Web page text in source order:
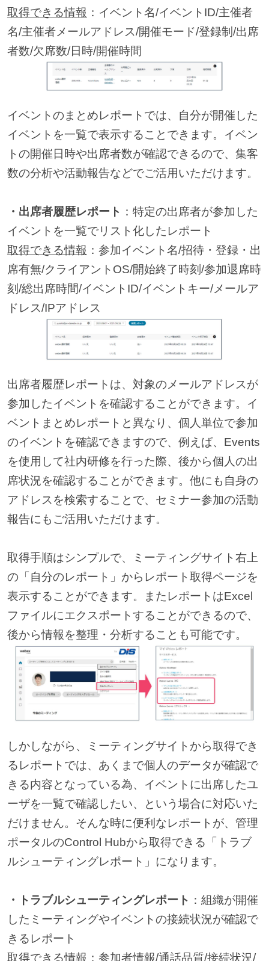
取得できる情報 ：イベント名/イベントID/主催者
名/主催者メールアドレス/開催モード/登録制/出席
者数/欠席数/日時/開催時間
イベントのまとめレポートでは、自分が開催した
イベントを一覧で表示することできます。イベン
トの開催日時や出席者数が確認できるので、集客
数の分析や活動報告などでご活用いただけます。
・出席者履歴レポート ：特定の出席者が参加した
イベントを一覧でリスト化したレポート
取得できる情報 ：参加イベント名/招待・登録・出
席有無/クライアントOS/開始終了時刻/参加退席時
刻/総出席時間/イベントID/イベントキー/メールア
ドレス/IPアドレス
出席者履歴レポートは、対象のメールアドレスが
参加したイベントを確認することができます。イ
ベントまとめレポートと異なり、個人単位で参加
のイベントを確認できますので、例えば、Events
を使用して社内研修を行った際、後から個人の出
席状況を確認することができます。他にも自身の
アドレスを検索することで、セミナー参加の活動
報告にもご活用いただけます。
取得手順はシンプルで、ミーティングサイト右上
の「自分のレポート」からレポート取得ページを
表示することができます。またレポートはExcel
ファイルにエクスポートすることができるので、
後から情報を整理・分析することも可能です。
しかしながら、ミーティングサイトから取得でき
るレポートでは、あくまで個人のデータが確認で
きる内容となっている為、イベントに出席したユ
ーザを一覧で確認したい、という場合に対応いた
だけません。そんな時に便利なレポートが、管理
ポータルのControl Hubから取得できる「トラブ
ルシューティングレポート」になります。
・トラブルシューティングレポート ：組織が開催
したミーティングやイベントの接続状況が確認で
きるレポート
取得できる情報 ：参加者情報/通話品質/接続状況/